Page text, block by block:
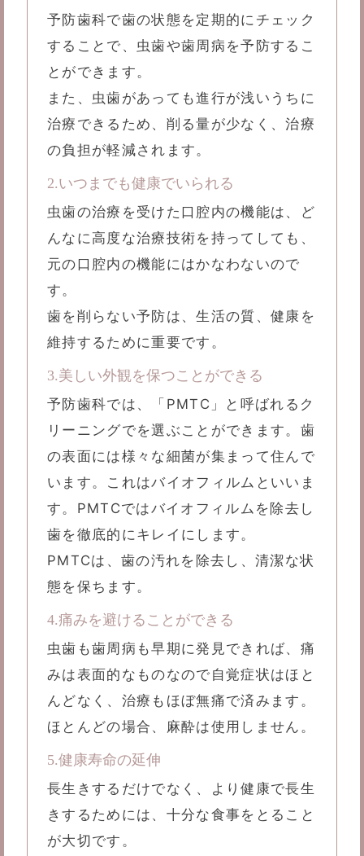
予防歯科で歯の状態を定期的にチェック
することで、虫歯や歯周病を予防するこ
とができます。
また、虫歯があっても進行が浅いうちに
治療できるため、削る量が少なく、治療
の負担が軽減されます。
2.いつまでも健康でいられる
虫歯の治療を受けた口腔内の機能は、ど
んなに高度な治療技術を持ってしても、
元の口腔内の機能にはかなわないので
す。
歯を削らない予防は、生活の質、健康を
維持するために重要です。
3.美しい外観を保つことができる
予防歯科では、「PMTC」と呼ばれるク
リーニングでを選ぶことができます。歯
の表面には様々な細菌が集まって住んで
います。これはバイオフィルムといいま
す。PMTCではバイオフィルムを除去し
歯を徹底的にキレイにします。
PMTCは、歯の汚れを除去し、清潔な状
態を保ちます。
4.痛みを避けることができる
虫歯も歯周病も早期に発見できれば、痛
みは表面的なものなので自覚症状はほと
んどなく、治療もほぼ無痛で済みます。
ほとんどの場合、麻酔は使用しません。
5.健康寿命の延伸
長生きするだけでなく、より健康で長生
きするためには、十分な食事をとること
が大切です。